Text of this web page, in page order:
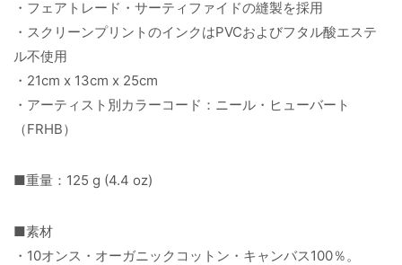
・フェアトレード・サーティファイドの縫製を採用
・スクリーンプリントのインクはPVCおよびフタル酸エステ
ル不使用
・21cm x 13cm x 25cm
・アーティスト別カラーコード：ニール・ヒューバート
（FRHB）
■重量：125 g (4.4 oz)
■素材
・10オンス・オーガニックコットン・キャンバス100％。